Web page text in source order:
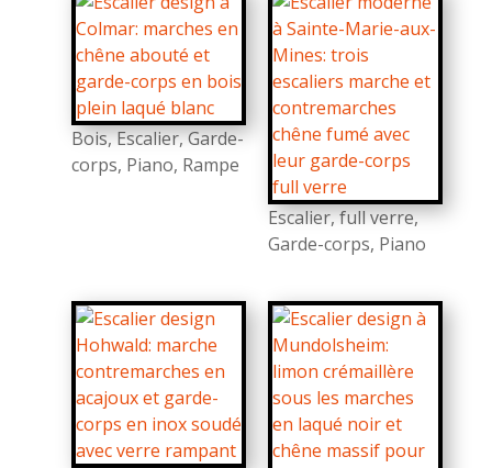
Bois,Escalier,Garde-
corps, Piano, Rampe
Escalier,full verre,
Garde-corps, Piano